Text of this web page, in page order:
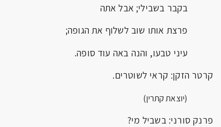
בקבר בשבילי; אבל אתה
פרצת אותו שוב לשלוף את הגופה;
עיני טבעו, והנה באה עוד סופה.
קרטר הזקן: קראי לשוטרים.
(יוצאת קתרין)
פרנק סורני: בשביל מי?